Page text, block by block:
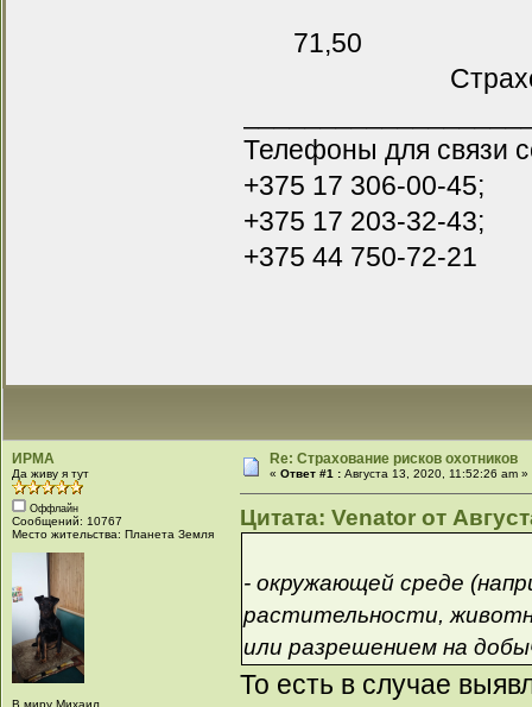
71,50
Страхование
Телефоны для связи
+375 17 306-00-45;
+375 17 203-32-43;
+375 44 750-72-21
ИРМА
Да живу я тут
Оффлайн
Сообщений: 10767
Место жительства: Планета Земля
Re: Страхование рисков охотников
«Ответ #1 : Августа 13, 2020, 11:52:26 am »
Цитата: Venator от
- окружающей среде
растительности,
или разрешением на
То есть в случае